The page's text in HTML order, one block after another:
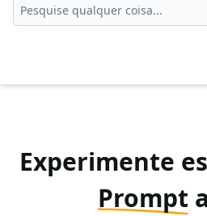
Experimente
Prompt